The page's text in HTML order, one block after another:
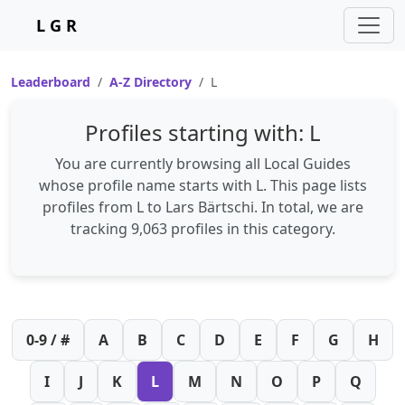
L G R
Leaderboard A-Z Directory L
Profiles starting with: L
You are currently browsing all Local Guides
whose profile name starts with L. This page lists
profiles from Lto Lars Bärtschi. In total, we are
tracking 9,063 profiles in this category.
0-9 / # A B C D E F G H
I J K L M N O P Q